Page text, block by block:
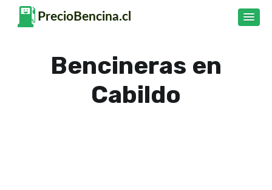
Bencineras en
Cabildo